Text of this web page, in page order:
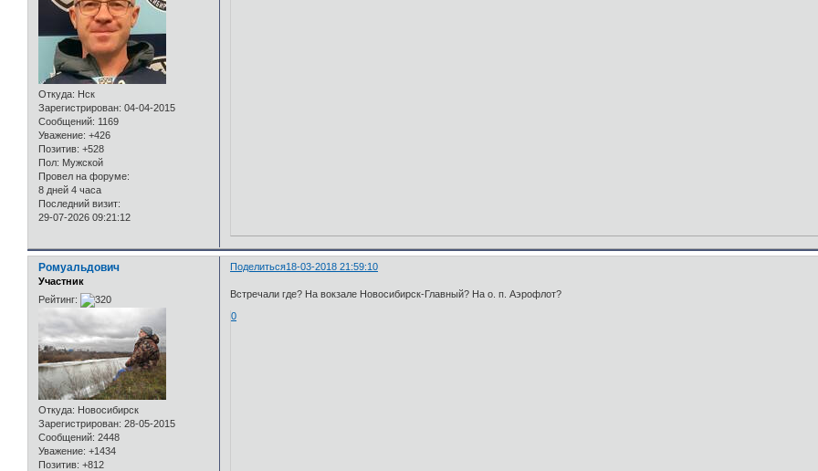
Откуда: Нск
Зарегистрирован: 04-04-2015
Сообщений: 1169
Уважение: +426
Позитив: +528
Пол: Мужской
Провел на форуме:
8 дней 4 часа
Последний визит:
29-07-2026 09:21:12
Поделиться18-03-2018 21:59:10
Ромуальдович
Участник
Рейтинг:
Откуда: Новосибирск
Зарегистрирован: 28-05-2015
Сообщений: 2448
Уважение: +1434
Позитив: +812
Встречали где? На вокзале Новосибирск-Главный? На о. п. Аэрофлот?
0